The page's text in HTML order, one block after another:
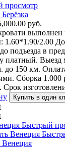
просмотр
руб.
выполнен
1.60*1.90/2.00
подъезда в
платный.
до 150 км.
Сборка 1.000
Срок
Купить в один
Быстрый
Венеция